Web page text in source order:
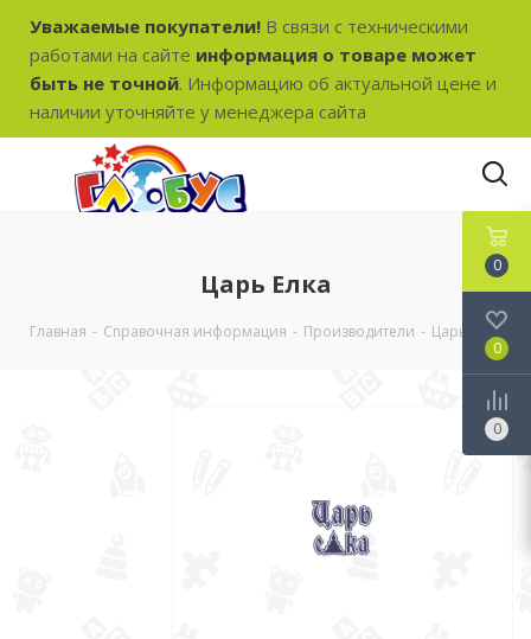
Уважаемые покупатели! В связи с техническими
работами на сайте информация о товаре может
быть не точной. Информацию об актуальной цене и
наличии уточняйте у менеджера сайта
Царь Елка
Главная - Справочная информация - Производители - Царь Елка
0
0
0